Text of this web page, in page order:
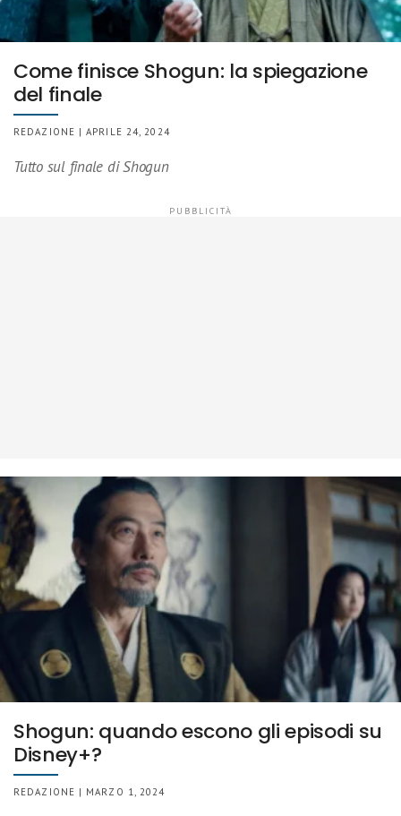
Come finisce Shogun: la spiegazione
del finale
REDAZIONE | APRILE 24, 2024
Tutto sul finale di Shogun
Shogun: quando escono gli episodi su
Disney+?
REDAZIONE | MARZO 1, 2024